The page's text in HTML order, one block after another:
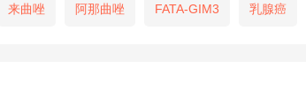
来曲唑 阿那曲唑 FATA-GIM3 乳腺癌